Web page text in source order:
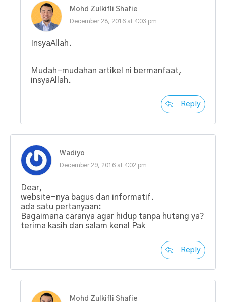
Mohd Zulkifli Shafie
December 28, 2016 at 4:03 pm
InsyaAllah.
Mudah-mudahan artikel ni bermanfaat,
insyaAllah.
Reply
Wadiyo
December 29, 2016 at 4:02 pm
Dear,
website-nya bagus dan informatif.
ada satu pertanyaan:
Bagaimana caranya agar hidup tanpa hutang ya?
terima kasih dan salam kenal Pak
Reply
Mohd Zulkifli Shafie